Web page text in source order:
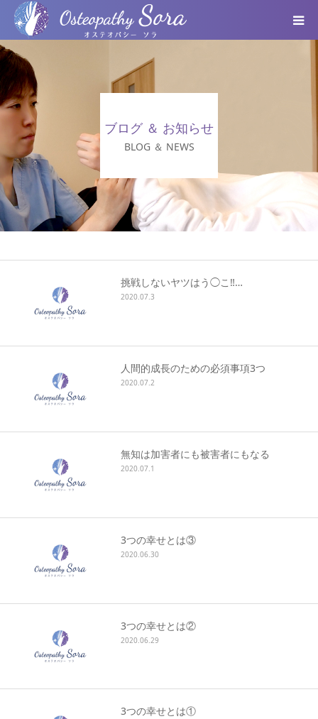
ブログ ＆ お知らせ
BLOG ＆ NEWS
挑戦しないヤツはう◯こ‼️…
2020.07.3
人間的成長のための必須事項3つ
2020.07.2
無知は加害者にも被害者にもなる
2020.07.1
3つの幸せとは③
2020.06.30
3つの幸せとは②
2020.06.29
3つの幸せとは①
SEMINAR
VOICE
BLOG ＆ NEWS
個人情報保護方針
キャンセルポリシー